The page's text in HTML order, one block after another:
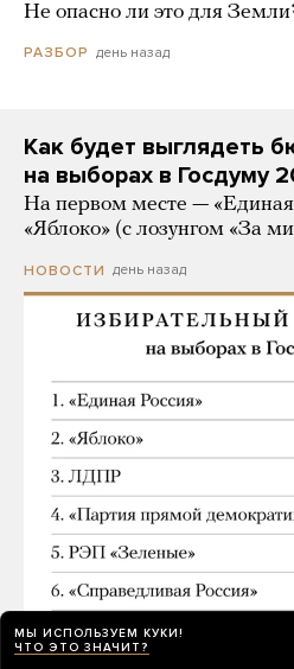
Не опасно ли это для
РАЗБОР день назад
Как будет выглядеть
на выборах в Госдуму
На первом месте — «Единая
«Яблоко» (с лозунгом «За
НОВОСТИ день назад
МЫ ИСПОЛЬЗУЕМ КУКИ!
ЧТО ЭТО ЗНАЧИТ?